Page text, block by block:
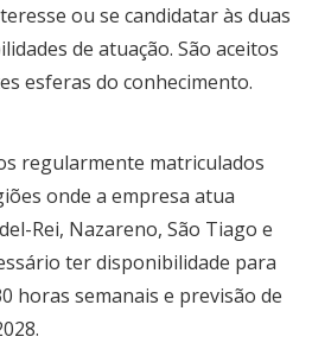
ou se candidatar às duas
de atuação. São aceitos
esferas do conhecimento.
regularmente matriculados
onde a empresa atua
Rei, Nazareno, São Tiago e
ter disponibilidade para
horas semanais e previsão de